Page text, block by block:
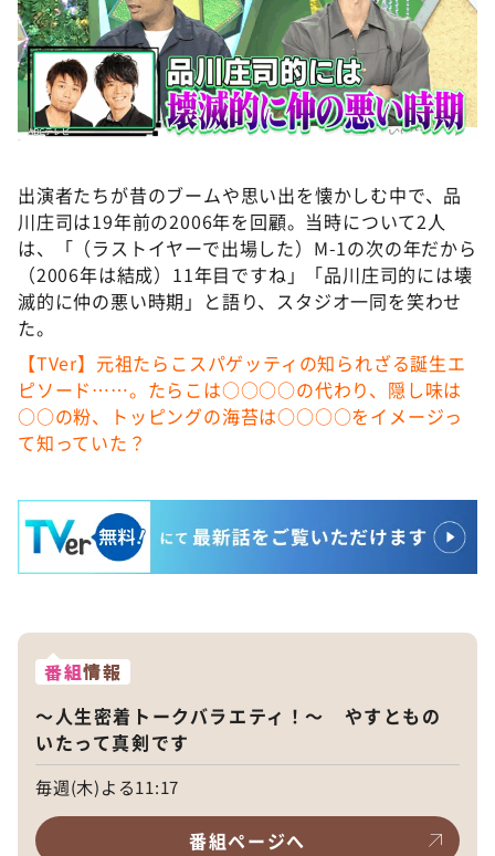
出演者たちが昔のブームや思い出を懐かしむ中で、品
川庄司は19年前の2006年を回顧。当時について2人
は、「（ラストイヤーで出場した）M-1の次の年だから
（2006年は結成）11年目ですね」「品川庄司的には壊
滅的に仲の悪い時期」と語り、スタジオ一同を笑わせ
た。
【TVer】元祖たらこスパゲッティの知られざる誕生エ
ピソード……。たらこは○○○○の代わり、隠し味は
○○の粉、トッピングの海苔は○○○○をイメージっ
て知っていた？
番組情報
～人生密着トークバラエティ！～ やすともの
いたって真剣です
毎週(木)よる11:17
番組ページへ